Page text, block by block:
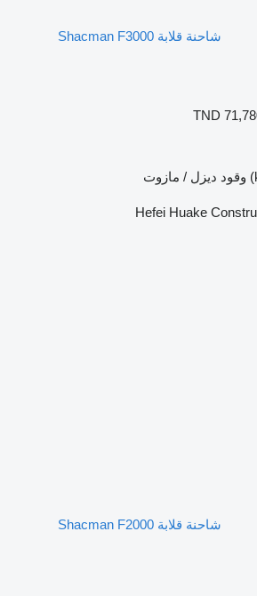
شاحنة قلابة Shacman F3000
TND
وقود ديزل / مازوت
Hefei Huake
شاحنة قلابة Shacman F2000